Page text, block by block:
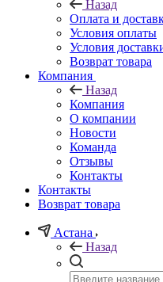
Назад
Оплата и
Условия оплаты
Условия
Возврат товара
Компания
Назад
Компания
О компании
Новости
Команда
Отзывы
Контакты
Контакты
Возврат товара
Астана
Назад